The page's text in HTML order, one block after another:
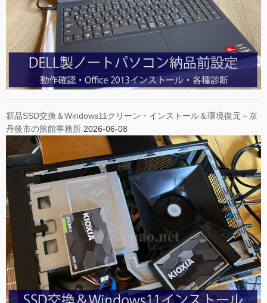
新品SSD交換＆Windows11クリーン・インストール＆環境復元－京
丹後市の旅館事務所 2026-06-08